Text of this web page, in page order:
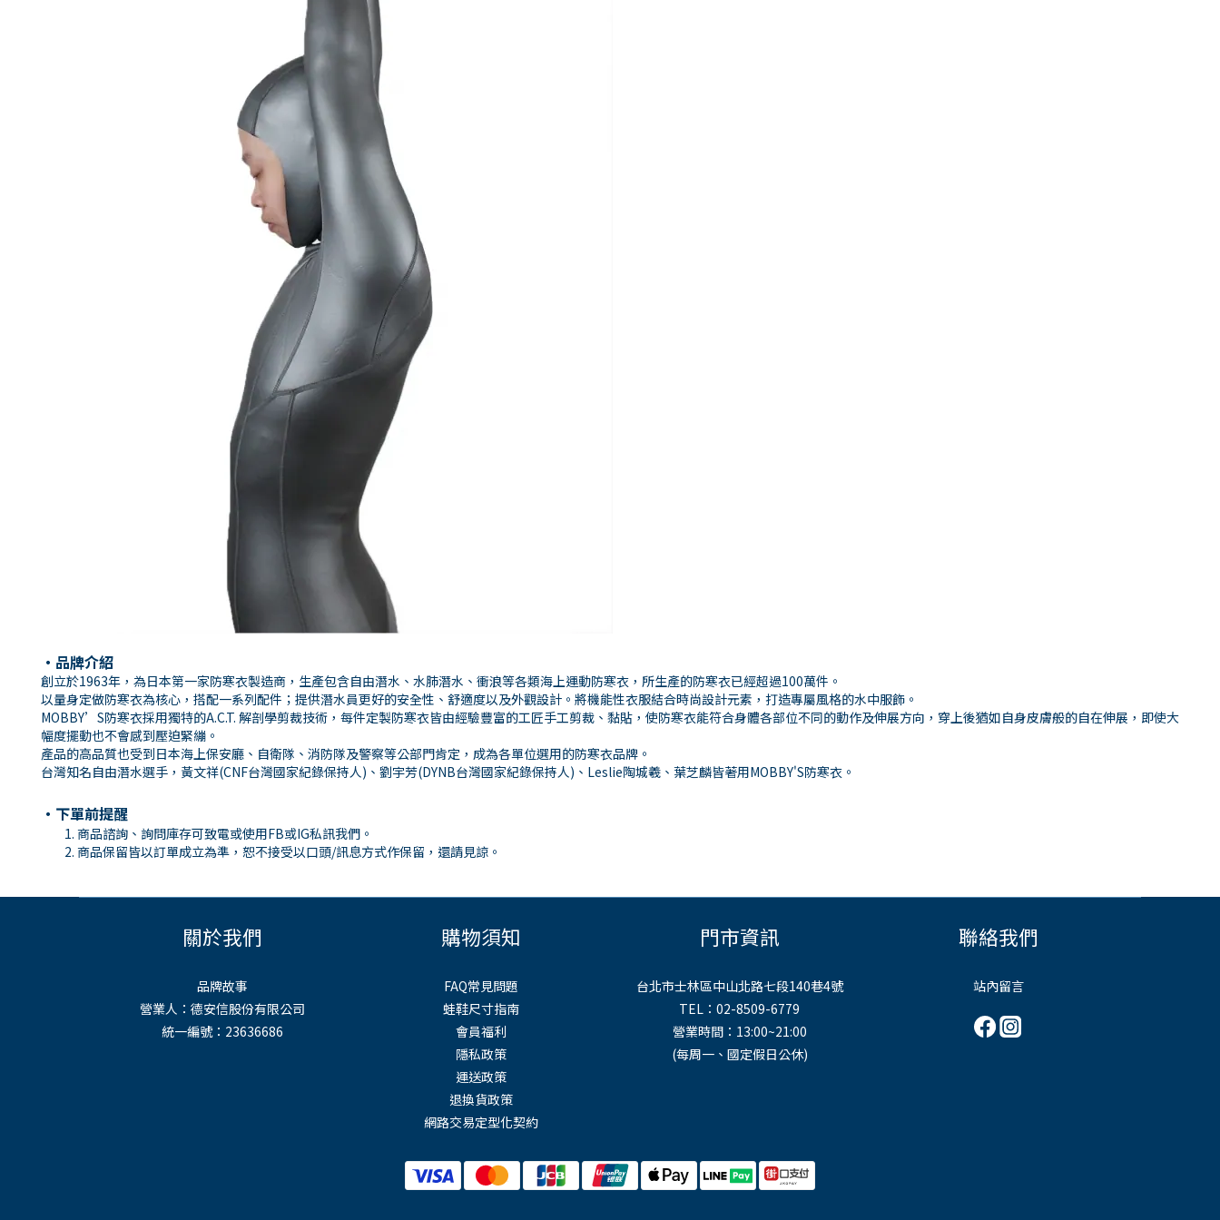
・品牌介紹
創立於1963年，為日本第一家防寒衣製造商，生產包含自由潛水、水肺潛水、衝浪等各類海上運動防寒衣，所生產的防寒衣已經超過100萬件。
以量身定做防寒衣為核心，搭配一系列配件；提供潛水員更好的安全性、舒適度以及外觀設計。將機能性衣服結合時尚設計元素，打造專屬風格的水中服飾。
MOBBY’S防寒衣採用獨特的A.C.T. 解剖學剪裁技術，每件定製防寒衣皆由經驗豐富的工匠手工剪裁、黏貼，使防寒衣能符合身體各部位不同的動作及伸展方向，穿上後猶如自身皮膚般的自在伸展，即使大
幅度擺動也不會感到壓迫緊繃。
產品的高品質也受到日本海上保安廳、自衛隊、消防隊及警察等公部門肯定，成為各單位選用的防寒衣品牌。
台灣知名自由潛水選手，黃文祥(CNF台灣國家紀錄保持人)、劉宇芳(DYNB台灣國家紀錄保持人)、Leslie陶城羲、葉芝麟皆著用MOBBY'S防寒衣。
・下單前提醒
商品諮詢、詢問庫存可致電或使用FB或IG私訊我們。
商品保留皆以訂單成立為準，恕不接受以口頭/訊息方式作保留，還請見諒。
關於我們
品牌故事
營業人：德安信股份有限公司
統一編號：23636686
購物須知
FAQ常見問題
蛙鞋尺寸指南
會員福利
隱私政策
運送政策
退換貨政策
網路交易定型化契約
門市資訊
台北市士林區中山北路七段140巷4號
TEL：02-8509-6779
營業時間：13:00~21:00
(每周一、國定假日公休)
聯絡我們
站內留言